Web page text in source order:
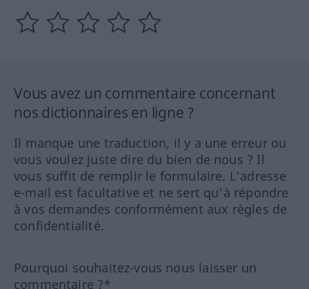
Vous avez un commentaire concernant
nos dictionnaires en ligne ?
Il manque une traduction, il y a une erreur ou
vous voulez juste dire du bien de nous ? Il
vous suffit de remplir le formulaire. L'adresse
e-mail est facultative et ne sert qu'à répondre
à vos demandes conformément aux règles de
confidentialité.
Pourquoi souhaitez-vous nous laisser un
commentaire ?*